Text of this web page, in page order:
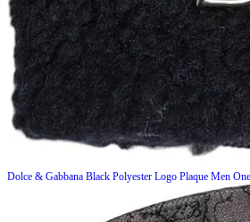
Dolce & Gabbana Black Polyester Logo Plaque Men